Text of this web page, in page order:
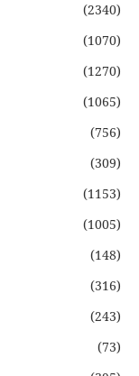
(2340)
(1070)
(1270)
(1065)
(756)
(309)
(1153)
(1005)
(148)
(316)
(243)
(73)